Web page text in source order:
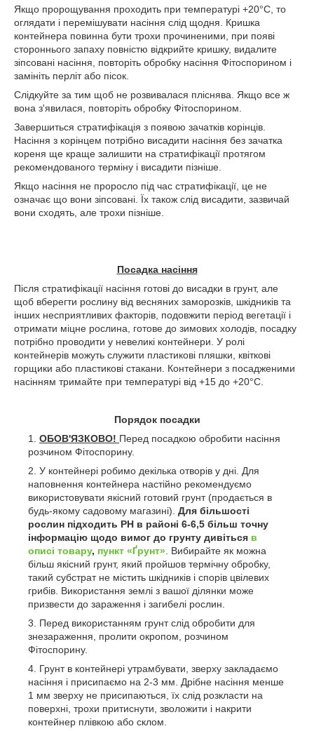
Якщо пророщування проходить при температурі +20°С, то
оглядати і перемішувати насіння слід щодня. Кришка
контейнера повинна бути трохи прочиненими, при появі
стороннього запаху повністю відкрийте кришку, видалите
зіпсовані насіння, повторіть обробку насіння Фітоспорином і
замініть перліт або пісок.
Слідкуйте за тим щоб не розвивалася пліснява. Якщо все ж
вона з'явилася, повторіть обробку Фітоспорином.
Завершиться стратифікація з появою зачатків корінців.
Насіння з корінцем потрібно висадити насіння без зачатка
кореня ще краще залишити на стратифікації протягом
рекомендованого терміну і висадити пізніше.
Якщо насіння не проросло під час стратифікації, це не
означає що вони зіпсовані. Їх також слід висадити, зазвичай
вони сходять, але трохи пізніше.
Посадка насіння
Після стратифікації насіння готові до висадки в грунт, але
щоб вберегти рослину від весняних заморозків, шкідників та
інших несприятливих факторів, подовжити період вегетації і
отримати міцне рослина, готове до зимових холодів, посадку
потрібно проводити у невеликі контейнери. У ролі
контейнерів можуть служити пластикові пляшки, квіткові
горщики або пластикові стакани. Контейнери з посадженими
насінням тримайте при температурі від +15 до +20°С.
Порядок посадки
ОБОВ'ЯЗКОВО! Перед посадкою обробити насіння
розчином Фітоспорину.
У контейнері робимо декілька отворів у дні. Для
наповнення контейнера настійно рекомендуємо
використовувати якісний готовий грунт (продається в
будь-якому садовому магазині). Для більшості
рослин підходить РН в районі 6-6,5 більш точну
інформацію щодо вимог до грунту дивіться в
описі товару, пункт «Ґрунт» . Вибирайте як можна
більш якісний грунт, який пройшов термічну обробку,
такий субстрат не містить шкідників і спорів цвілевих
грибів. Використання землі з вашої ділянки може
призвести до зараження і загибелі рослин.
Перед використанням грунт слід обробити для
знезараження, пролити окропом, розчином
Фітоспорину.
Грунт в контейнері утрамбувати, зверху закладаємо
насіння і присипаємо на 2-3 мм. Дрібне насіння менше
1 мм зверху не присипаються, їх слід розкласти на
поверхні, трохи притиснути, зволожити і накрити
контейнер плівкою або склом.